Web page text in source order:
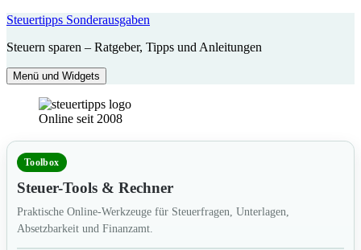
Zum
springen
Steuertipps Sonderausgaben
Steuern sparen – Ratgeber, Tipps und Anleitungen
Menü und Widgets
Online seit 2008
Toolbox
Steuer-Tools & Rechner
Praktische Online-Werkzeuge für Steuerfragen, Unterlagen,
Absetzbarkeit und Finanzamt.